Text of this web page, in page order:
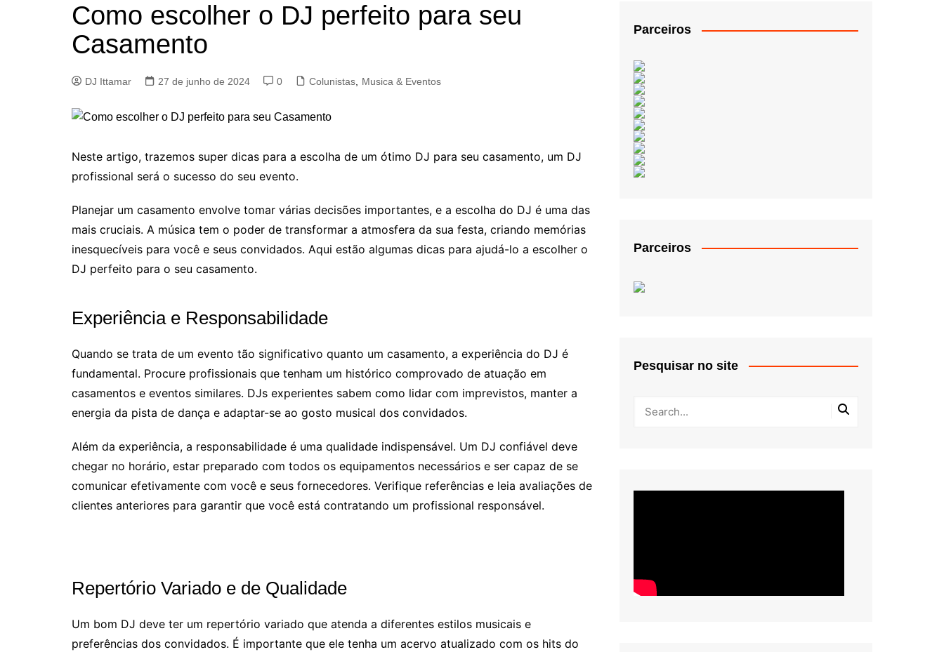
Como escolher o DJ perfeito para seu
Casamento
DJ Ittamar 27 de junho de 2024 0 Colunistas Musica & Eventos
Neste artigo, trazemos super dicas para a escolha de um ótimo DJ para seu casamento, um DJ
profissional será o sucesso do seu evento.
Planejar um casamento envolve tomar várias decisões importantes, e a escolha do DJ é uma das
mais cruciais. A música tem o poder de transformar a atmosfera da sua festa, criando memórias
inesquecíveis para você e seus convidados. Aqui estão algumas dicas para ajudá-lo a escolher o
DJ perfeito para o seu casamento.
Experiência e Responsabilidade
Quando se trata de um evento tão significativo quanto um casamento, a experiência do DJ é
fundamental. Procure profissionais que tenham um histórico comprovado de atuação em
casamentos e eventos similares. DJs experientes sabem como lidar com imprevistos, manter a
energia da pista de dança e adaptar-se ao gosto musical dos convidados.
Além da experiência, a responsabilidade é uma qualidade indispensável. Um DJ confiável deve
chegar no horário, estar preparado com todos os equipamentos necessários e ser capaz de se
comunicar efetivamente com você e seus fornecedores. Verifique referências e leia avaliações de
clientes anteriores para garantir que você está contratando um profissional responsável.
Repertório Variado e de Qualidade
Um bom DJ deve ter um repertório variado que atenda a diferentes estilos musicais e
preferências dos convidados. É importante que ele tenha um acervo atualizado com os hits do
Parceiros
Parceiros
Pesquisar no site